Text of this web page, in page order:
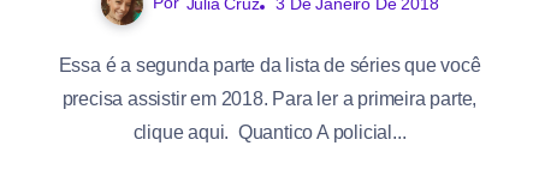
Essa é a segunda parte da lista de séries que você
precisa assistir em 2018. Para ler a primeira parte,
clique aqui. Quantico A policial...